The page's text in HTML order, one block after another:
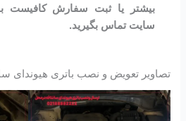
بیشتر یا ثبت سفارش کافیست
سایت تماس بگیرید.
تصاویر تعویض و نصب باتری هیوندای